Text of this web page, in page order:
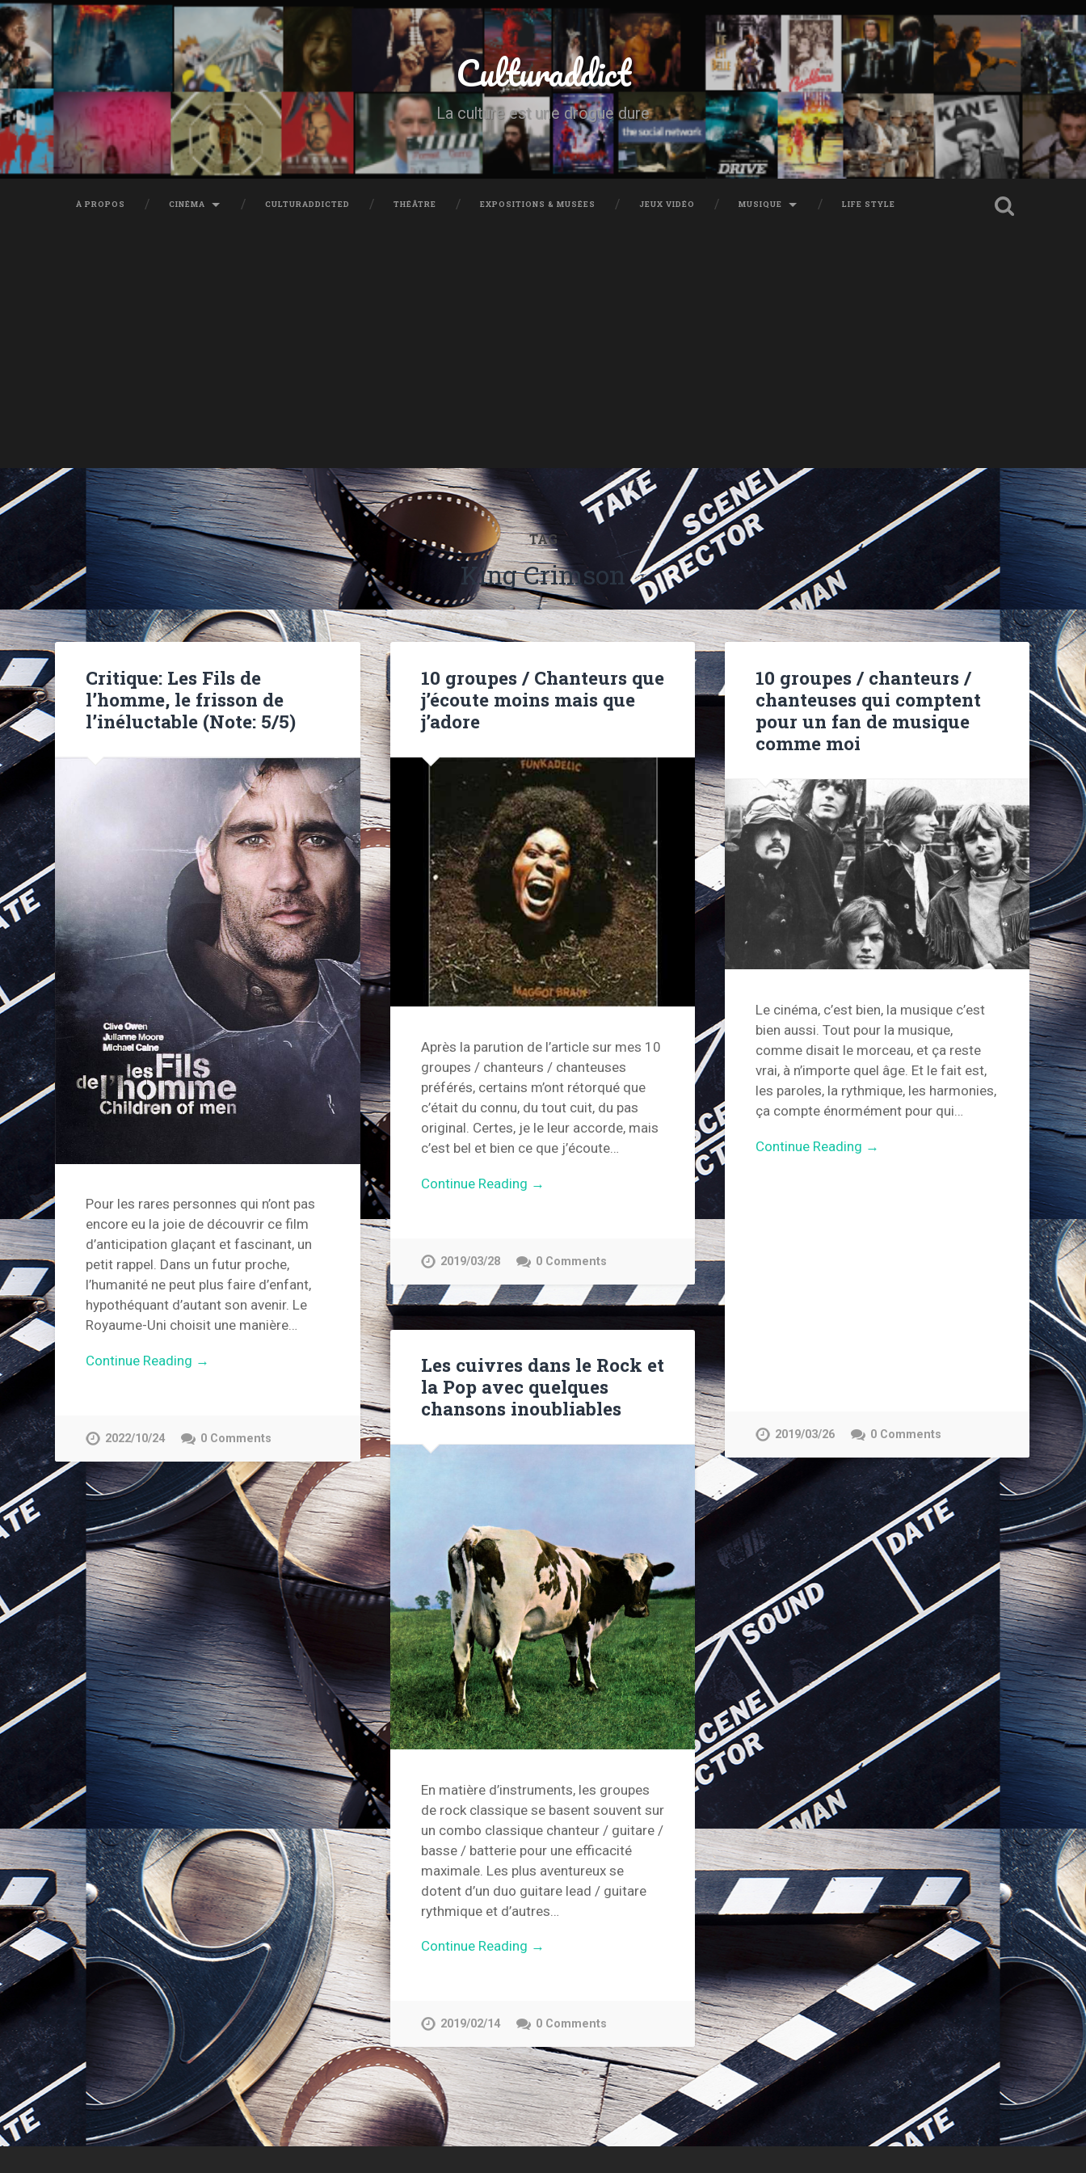
Culturaddict
La culture est une drogue dure
À PROPOS CINÉMA CULTURADDICTED THÉÂTRE EXPOSITIONS & MUSÉES JEUX VIDÉO MUSIQUE LIFE STYLE
TAG
King Crimson
Critique: Les Fils de
l’homme, le frisson de
l’inéluctable (Note: 5/5)
Pour les rares personnes qui n’ont pas
encore eu la joie de découvrir ce film
d’anticipation glaçant et fascinant, un
petit rappel. Dans un futur proche,
l’humanité ne peut plus faire d’enfant,
hypothéquant d’autant son avenir. Le
Royaume-Uni choisit une manière…
Continue Reading →
2022/10/24 0 Comments
10 groupes / Chanteurs que
j’écoute moins mais que
j’adore
Après la parution de l’article sur mes 10
groupes / chanteurs / chanteuses
préférés, certains m’ont rétorqué que
c’était du connu, du tout cuit, du pas
original. Certes, je le leur accorde, mais
c’est bel et bien ce que j’écoute…
Continue Reading →
2019/03/28 0 Comments
10 groupes / chanteurs /
chanteuses qui comptent
pour un fan de musique
comme moi
Le cinéma, c’est bien, la musique c’est
bien aussi. Tout pour la musique,
comme disait le morceau, et ça reste
vrai, à n’importe quel âge. Et le fait est,
les paroles, la rythmique, les harmonies,
ça compte énormément pour qui…
Continue Reading →
2019/03/26 0 Comments
Les cuivres dans le Rock et
la Pop avec quelques
chansons inoubliables
En matière d’instruments, les groupes
de rock classique se basent souvent sur
un combo classique chanteur / guitare /
basse / batterie pour une efficacité
maximale. Les plus aventureux se
dotent d’un duo guitare lead / guitare
rythmique et d’autres…
Continue Reading →
2019/02/14 0 Comments